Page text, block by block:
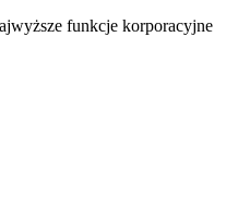
funkcje korporacyjne